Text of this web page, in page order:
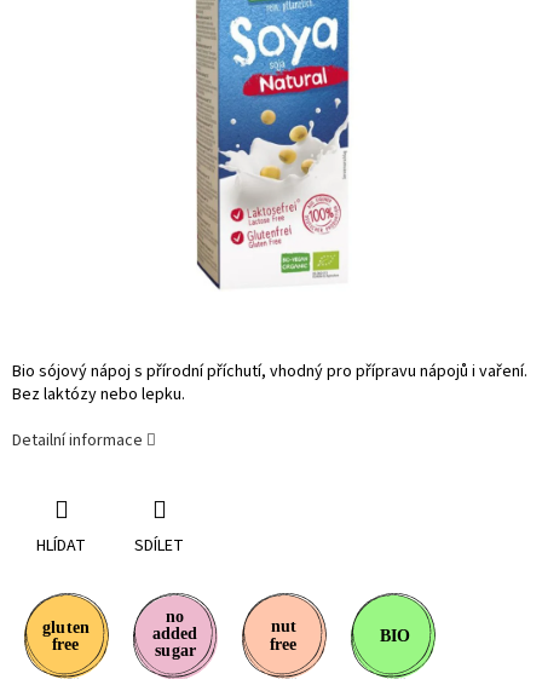
Bio sójový nápoj s přírodní příchutí, vhodný pro přípravu nápojů i vaření.
Bez laktózy nebo lepku.
Detailní informace
HLÍDAT SDÍLET